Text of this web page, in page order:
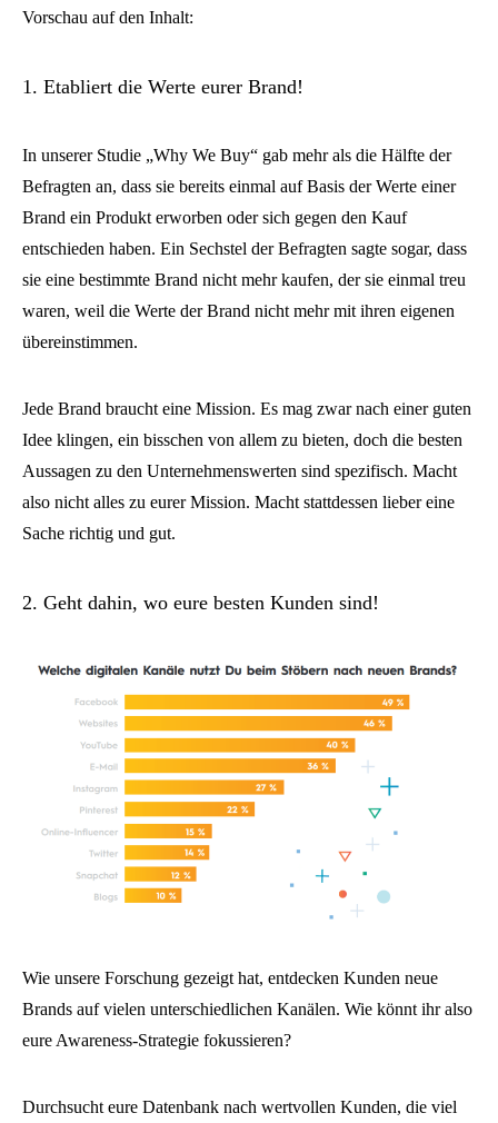
Vorschau auf den Inhalt:
1. Etabliert die Werte eurer Brand!
In unserer Studie „Why We Buy“ gab mehr als die Hälfte der
Befragten an, dass sie bereits einmal auf Basis der Werte einer
Brand ein Produkt erworben oder sich gegen den Kauf
entschieden haben. Ein Sechstel der Befragten sagte sogar, dass
sie eine bestimmte Brand nicht mehr kaufen, der sie einmal treu
waren, weil die Werte der Brand nicht mehr mit ihren eigenen
übereinstimmen.
Jede Brand braucht eine Mission. Es mag zwar nach einer guten
Idee klingen, ein bisschen von allem zu bieten, doch die besten
Aussagen zu den Unternehmenswerten sind spezifisch. Macht
also nicht alles zu eurer Mission. Macht stattdessen lieber eine
Sache richtig und gut.
2. Geht dahin, wo eure besten Kunden sind!
Wie unsere Forschung gezeigt hat, entdecken Kunden neue
Brands auf vielen unterschiedlichen Kanälen. Wie könnt ihr also
eure Awareness-Strategie fokussieren?
Durchsucht eure Datenbank nach wertvollen Kunden, die viel